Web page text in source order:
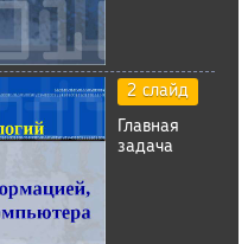
2 слайд
Главная
задача